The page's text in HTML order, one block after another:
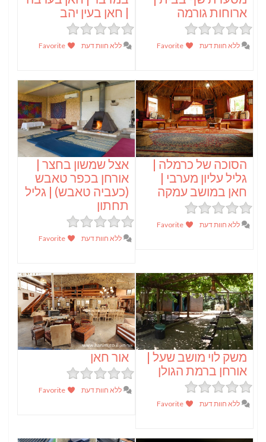
ארוחות גורמה
ללא חוות דעת
| חאן בעין יהב
ללא חוות דעת
הסוכה של כרמלה |
גליל עליון מערבי |
חאן במושב עמקה
ללא חוות דעת
אצל שמשון בחצר |
אורחן בכפר טאבש
(כעביה טאבש) | גליל
תחתון
ללא חוות דעת
משק לוי מושב שעל |
אורחן ברמת הגולן
ללא חוות דעת
אור חאן
ללא חוות דעת